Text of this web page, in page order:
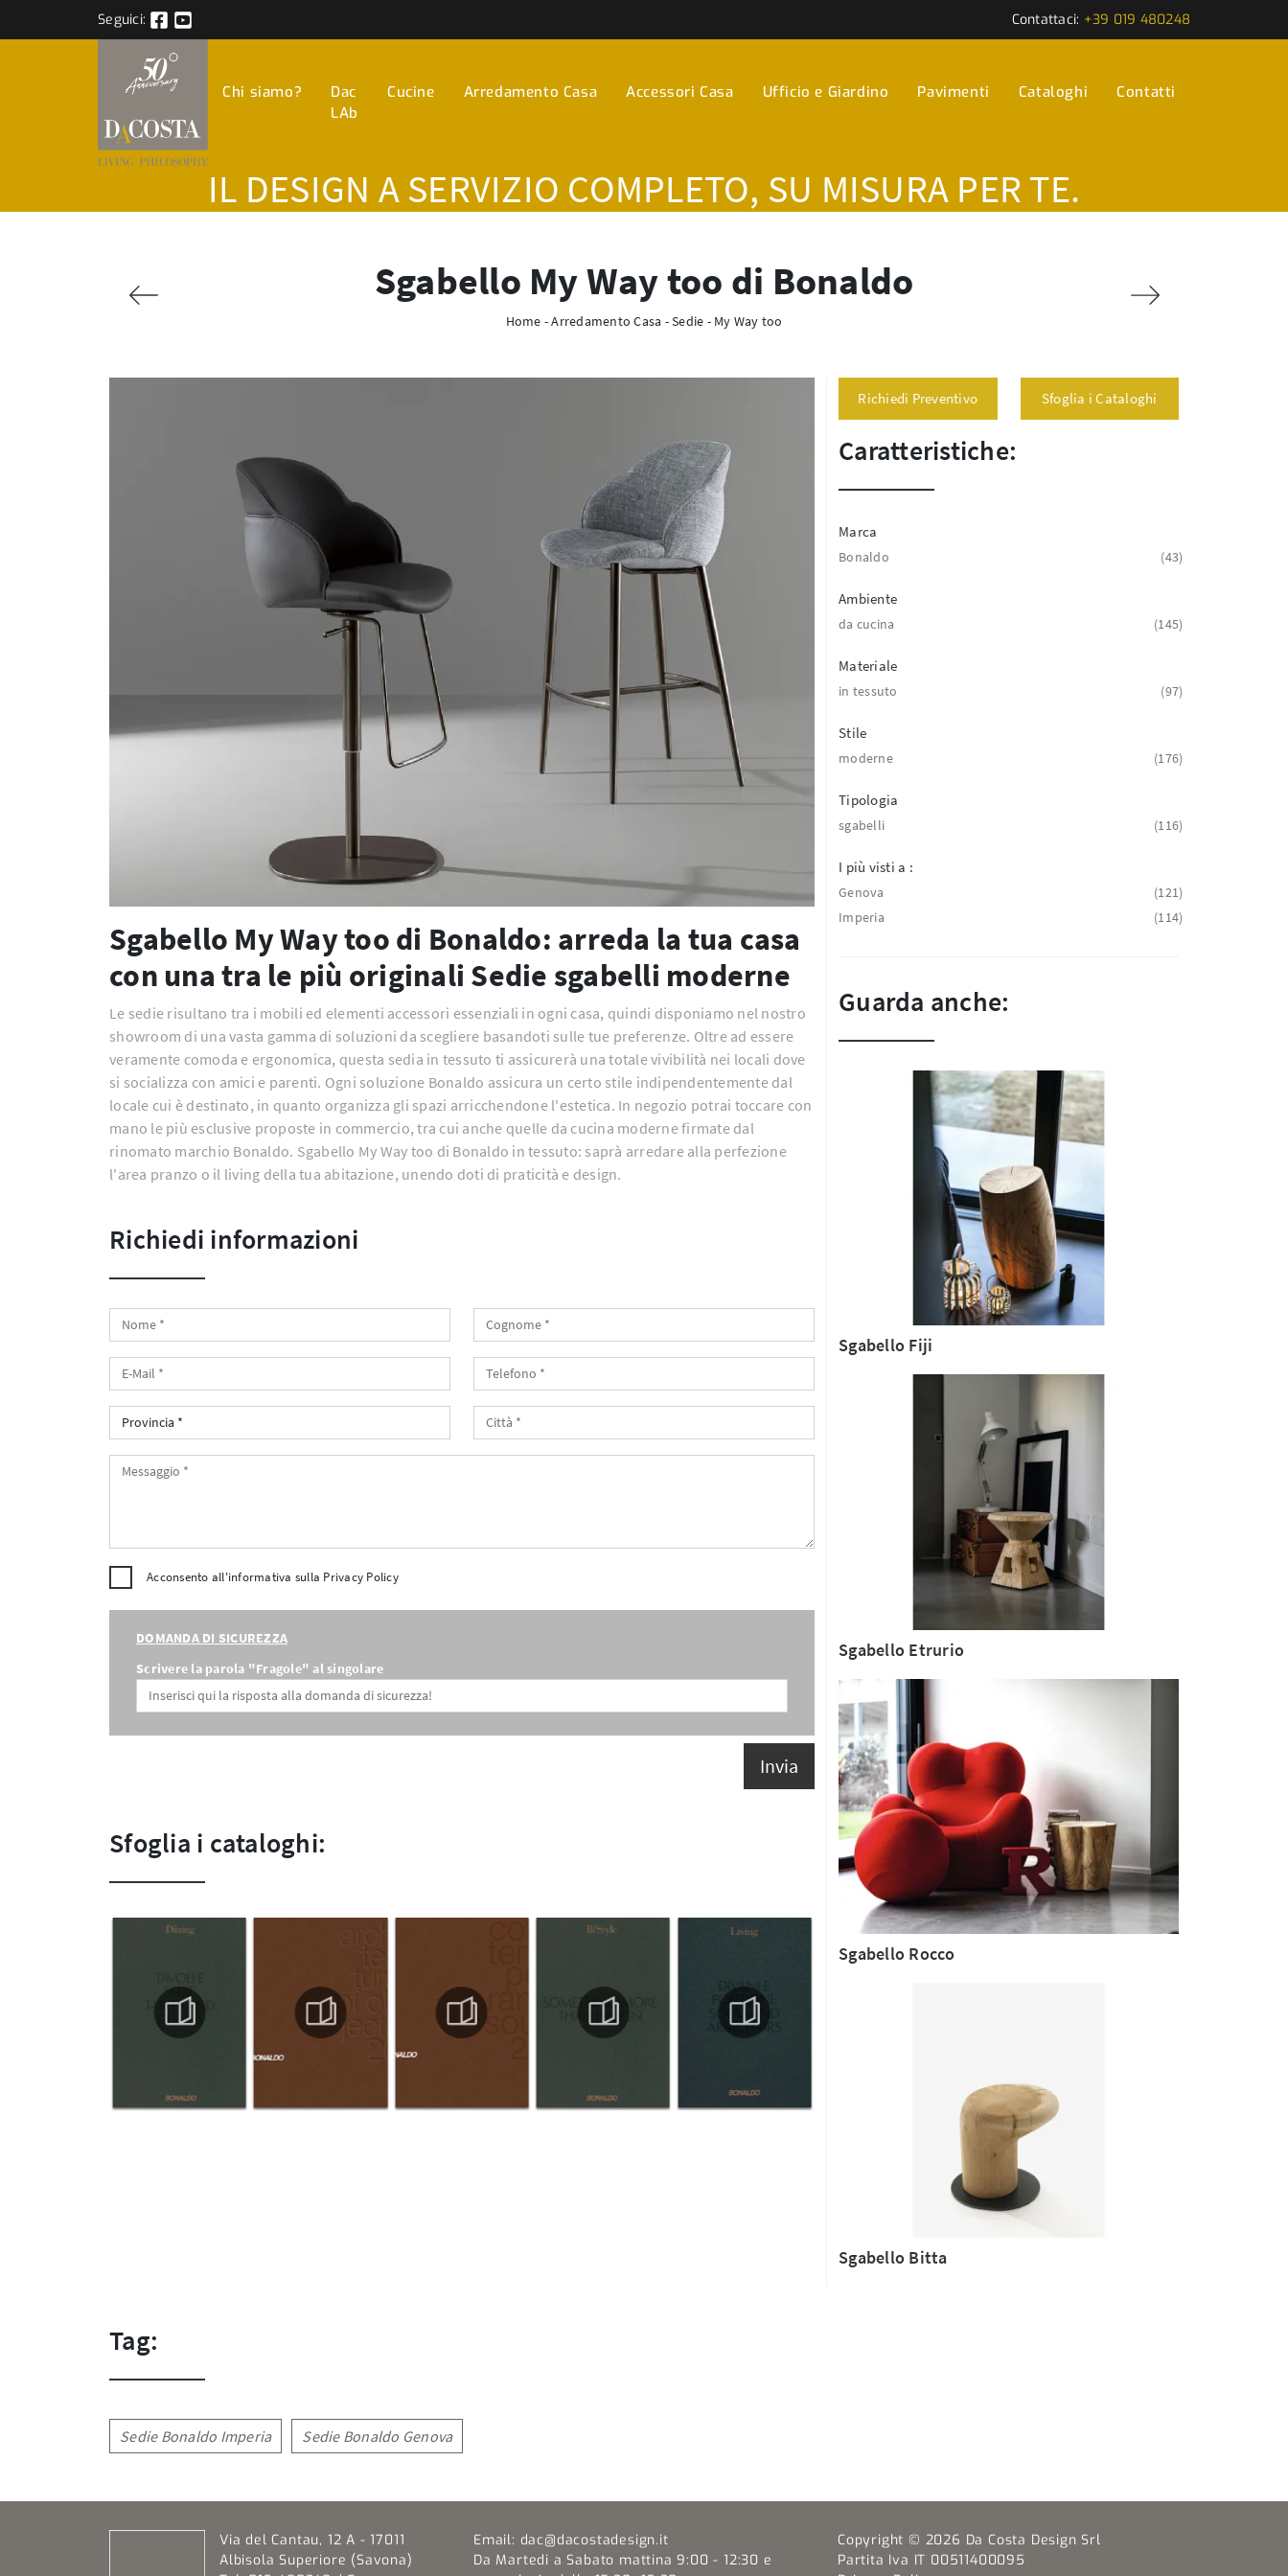
Seguici: Contattaci: +39 019 480248
Chi siamo?
Dac
LAb
Cucine Arredamento Casa Accessori Casa Ufficio e Giardino Pavimenti Cataloghi Contatti
IL DESIGN A SERVIZIO COMPLETO, SU MISURA PER TE.
Sgabello My Way too di Bonaldo
Home -Arredamento Casa -Sedie - My Way too
Sgabello My Way too di Bonaldo: arreda la tua casa
con una tra le più originali Sedie sgabelli moderne
Le sedie risultano tra i mobili ed elementi accessori essenziali in ogni casa, quindi disponiamo nel nostro
showroom di una vasta gamma di soluzioni da scegliere basandoti sulle tue preferenze. Oltre ad essere
veramente comoda e ergonomica, questa sedia in tessuto ti assicurerà una totale vivibilità nei locali dove
si socializza con amici e parenti. Ogni soluzione Bonaldo assicura un certo stile indipendentemente dal
locale cui è destinato, in quanto organizza gli spazi arricchendone l'estetica. In negozio potrai toccare con
mano le più esclusive proposte in commercio, tra cui anche quelle da cucina moderne firmate dal
rinomato marchio Bonaldo. Sgabello My Way too di Bonaldo in tessuto: saprà arredare alla perfezione
l'area pranzo o il living della tua abitazione, unendo doti di praticità e design.
Richiedi informazioni
Acconsento all'informativa sulla Privacy Policy
DOMANDA DI SICUREZZA
Scrivere la parola "Fragole" al singolare
Invia
Sfoglia i cataloghi:
Richiedi Preventivo Sfoglia i Cataloghi
Caratteristiche:
Marca
Bonaldo 43
Ambiente
da cucina 145
Materiale
in tessuto 97
Stile
moderne 176
Tipologia
sgabelli 116
I più visti a :
Genova
121
Imperia
114
Guarda anche:
Sgabello Fiji
Sgabello Etrurio
Sgabello Rocco
Sgabello Bitta
Tag:
Sedie Bonaldo Imperia Sedie Bonaldo Genova
Via del Cantau, 12 A - 17011
Albisola Superiore (Savona)
Email: dac@dacostadesign.it
Da Martedi a Sabato mattina 9:00 - 12:30 e
Copyright © 2026 Da Costa Design Srl
Partita Iva IT 00511400095